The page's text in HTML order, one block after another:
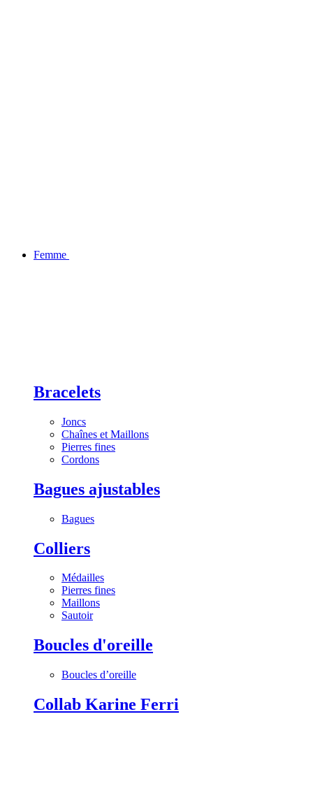
Femme
Bracelets
Joncs
Chaînes et Maillons
Pierres fines
Cordons
Bagues ajustables
Bagues
Colliers
Médailles
Pierres fines
Maillons
Sautoir
Boucles d'oreille
Boucles d’oreille
Collab Karine Ferri